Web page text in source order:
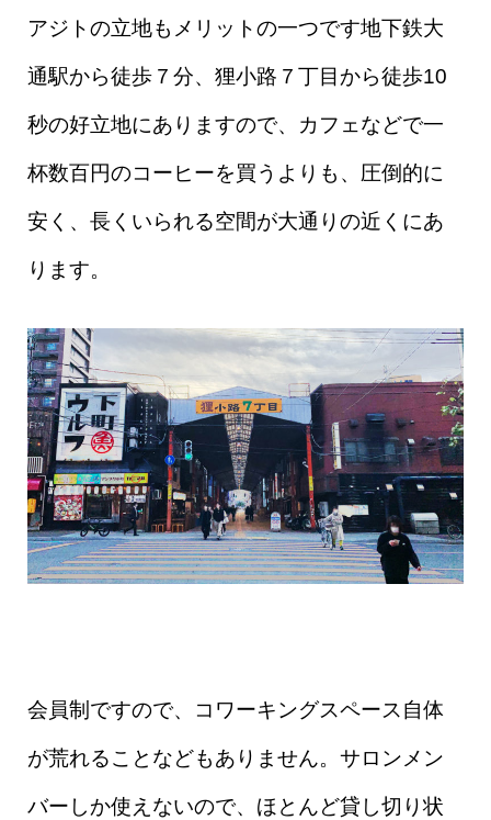
アジトの立地もメリットの一つです地下鉄大
通駅から徒歩７分、狸小路７丁目から徒歩10
秒の好立地にありますので、カフェなどで一
杯数百円のコーヒーを買うよりも、圧倒的に
安く、長くいられる空間が大通りの近くにあ
ります。
会員制ですので、コワーキングスペース自体
が荒れることなどもありません。サロンメン
バーしか使えないので、ほとんど貸し切り状